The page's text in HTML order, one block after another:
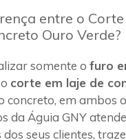
entre o
Ouro Verde?
somente o furo
corte em laje de
concreto, em ambos
da Águia GNY
dos seus clientes,